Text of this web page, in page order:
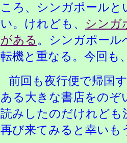
ころ、シンガポール
い。けれども、 シンガ
がある 。シンガポー
転機と重なる。今回も
前回も夜行便で帰国
ある大きな書店をのぞ
読みしたのだけれど
再び来てみると幸いも